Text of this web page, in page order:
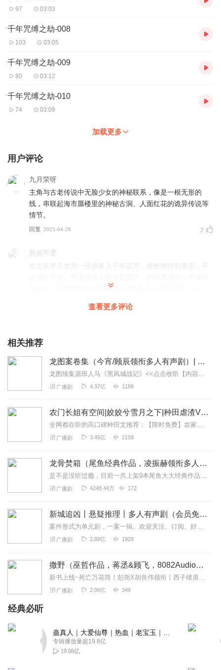
97 03:03
千年咒缚之劫-008
103 03:05
千年咒缚之劫-009
80 03:12
千年咒缚之劫-010
74 03:09
加载更多
用户评论
九月荣呀
主角与古老传说中无脸少女的神秘联系，像是一根无形的
线，串联起海市蜃楼里的神秘古洞、人面红花的诡异传说等
情节。
回复 2025-04-28 2
莫妮可爱
女主从平凡女孩一步步卷入千年诅咒，成长线特别真实，不
刻超A！剧情里海市蜃楼和古洞探险的场景描写超绝，听着就
但又不会过度吓人，晚上当睡前故事听（虽然听完有点不敢
回复
娟姐探房
一个平凡的女孩，因一次意外卷入了一个千年的诅咒。她发
现自己与一个古老传说中的无脸少女有着神秘的联系，这就
事讲的非常的动人，值得推荐的一部好作品！
2025-04-29
太上头了！神秘的诅咒、跨越时空的恩怨，故事悬疑感拉
不住一探究竟！
光阴似箭G
文字巧妙勾勒出三角微妙关系，女主的怯懦与期待、男主的
奇两人后续发展。
2025-06-07 0
小咪尼
后面会怎么样？氛围感拉满,音效和画面绝了,代入感超强,主
播演绎的特别好,声音也动听,喜欢值得推荐
2025-06-07
查看更多评论
相关推荐
龙图案卷集（今宵/顾辰领衔多人有声剧）| 探案
龙图续集原班人马《黑风城战记》<<点击收听【内容简介】《龙图案卷集》是由耳雅根据古典名著《三侠五义》（又叫七五）改编所写的网络小说，主要讲述的是鼠（白玉堂）...
广播剧 4.37亿 1188
农门长姐有空间|姣姣兮雪月之下|种田虐渣VIP免费
全网都在听的高口碑种田文推荐：【限时免费】农家小福女|姣姣兮郁雨竹|全网最快寒门大俗人|姣姣兮杜骁|萌宝女强古言爽文魏晋干饭人未删减全网最快|农家小福...
广播剧 3.45亿 2159
龙骨焚箱（尾鱼经典作品，凌振赫领衔多人有声剧）
是不是没听过瘾，目前一共上架9本尾鱼大大经典作品有声书啦~~听单合集已经准备好，赶紧收听：尾鱼有声书作品合集感受更多尾鱼作品的魅力！内容简介神话、传说、身世、解...
广播剧 4248.44万 172
新城追凶丨悬疑推理丨多人有声剧（会员免费）
案件形式为单元剧，一案一辑。欢迎关注、订阅、好评！“新闻里播不得的，咱们小说里见！”一座充满活力的新兴沿海城市，看似平常的生活中，却发生了种种离奇的罪犯案件，”...
广播剧 2.89亿 1928
撒野（巫哲作品，蒋丞&顾飞，8082Audio制作）| 左肩有你原著
新书上线~死亡万花筒丨彭尧X胡良伟领衔丨西子绪原著丨灵异/悬疑/无限流多人有声剧点击跳转收听哦~喜提破亿！#撒野印象大调查#活动上线！>戳此参与<福利四：播...
广播剧 2.06亿 349
经典必听
专辑播放量超19.8亿
19.08亿